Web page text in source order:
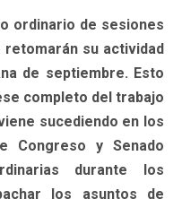
ordinario de sesiones
su actividad
de septiembre. Esto
completo del trabajo
sucediendo en los
Congreso y Senado
durante los
los asuntos de